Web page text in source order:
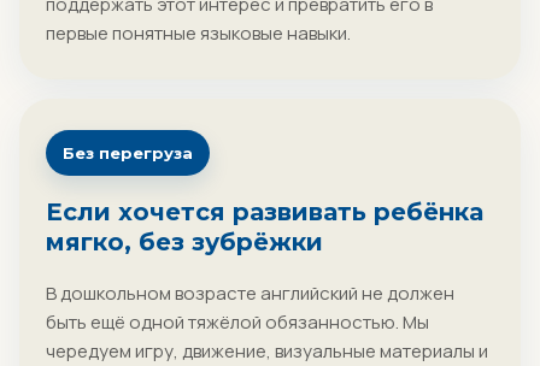
первые понятные языковые навыки.
Без перегруза
Если хочется развивать ребёнка
мягко, без зубрёжки
В дошкольном возрасте английский не должен
быть ещё одной тяжёлой обязанностью. Мы
чередуем игру, движение, визуальные материалы и